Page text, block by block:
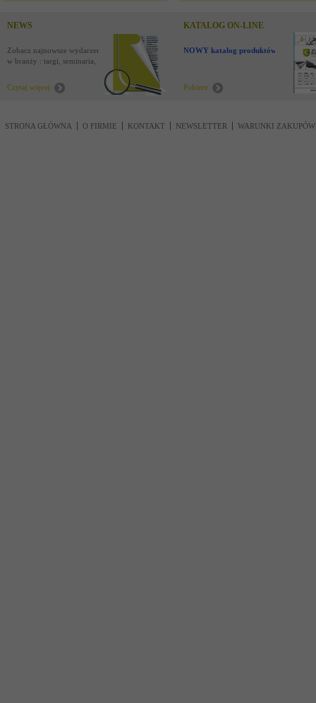
NEWS
Zobacz najnowsze wydarzenia
w branży : targi, seminaria,
Czytaj więcej
KATALOG ON-LINE
NOWY katalog produktów !
Pobierz
STRONA GŁÓWNA O FIRMIE KONTAKT NEWSLETTER WARUNKI ZAKUPÓW